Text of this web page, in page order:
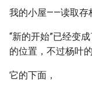
我的小屋——读取存
“新的开始”已经变
的位置，不过杨叶
它的下面，